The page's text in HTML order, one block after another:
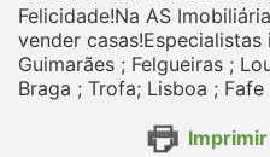
Felicidade!Na AS
vender
Guimarães ; Felgueiras ;
Braga ; Trofa; Lisboa ; Fafe